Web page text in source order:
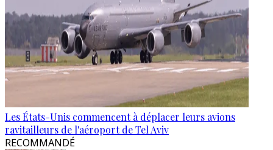
Les États-Unis commencent à déplacer leurs avions
ravitailleurs de l'aéroport de Tel Aviv
RECOMMANDÉ